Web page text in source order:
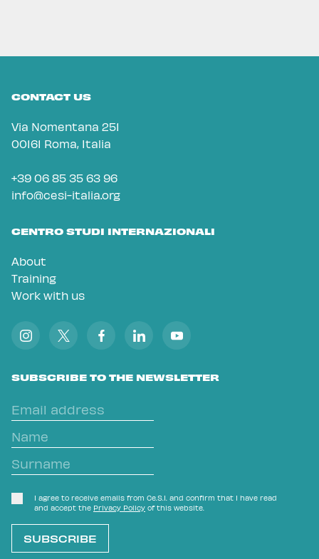
CONTACT US
Via Nomentana 251
00161 Roma, Italia
+39 06 85 35 63 96
info@cesi-italia.org
CENTRO STUDI INTERNAZIONALI
About
Training
Work with us
SUBSCRIBE TO THE NEWSLETTER
I agree to receive emails from Ce.S.I. and confirm that I have read
and accept the Privacy Policy of this website.